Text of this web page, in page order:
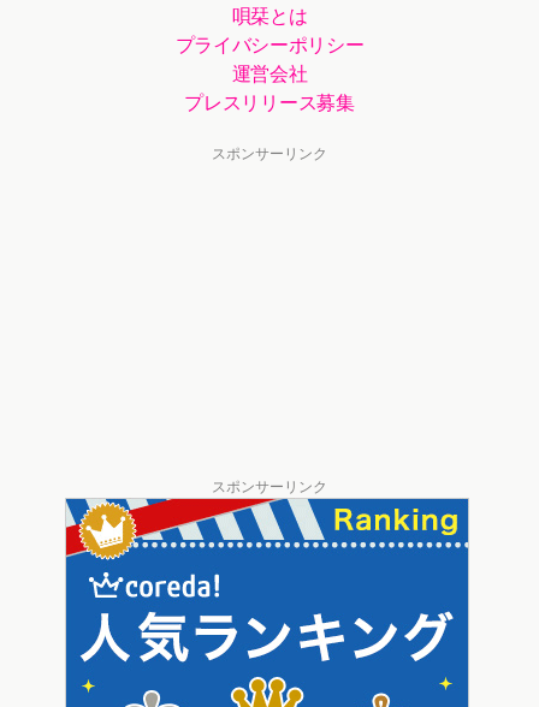
唄栞とは
プライバシーポリシー
運営会社
プレスリリース募集
スポンサーリンク
スポンサーリンク